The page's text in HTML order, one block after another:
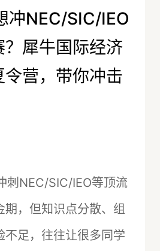
冲NEC/SIC/IEO
犀牛国际经济
营，带你冲击
刺NEC/SIC/IEO等顶流
期，但知识点分散、组
不足，往往让很多同学